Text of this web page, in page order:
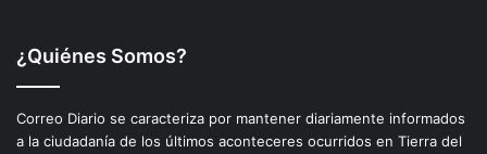
¿Quiénes Somos?
Correo Diario se caracteriza por mantener diariamente informados
a la ciudadanía de los últimos aconteceres ocurridos en Tierra del